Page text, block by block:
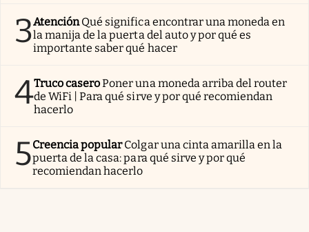
3AtenciónQué significa encontrar una moneda en
la manija de la puerta del auto y por qué es
importante saber qué hacer
4Truco caseroPoner una moneda arriba del router
de WiFi | Para qué sirve y por qué recomiendan
hacerlo
5Creencia popularColgar una cinta amarilla en la
puerta de la casa: para qué sirve y por qué
recomiendan hacerlo